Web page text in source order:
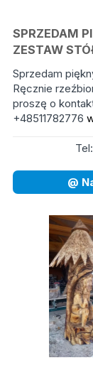
SPRZEDAM
ZESTAW
Sprzedam
Ręcznie
proszę o
+48511782776
Tel:
@